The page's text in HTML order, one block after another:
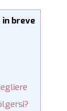
breve